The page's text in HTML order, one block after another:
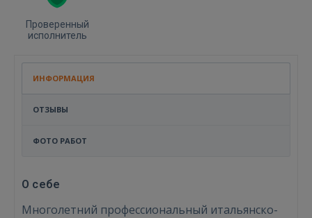
Проверенный
исполнитель
ИНФОРМАЦИЯ
ОТЗЫВЫ
ФОТО РАБОТ
О себе
Многолетний профессиональный итальянско-